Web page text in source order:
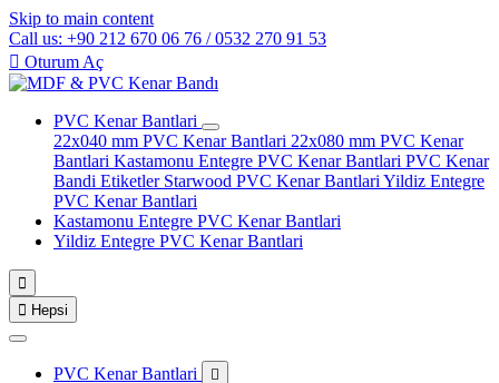
Skip to main content
Call us: +90 212 670 06 76 / 0532 270 91 53
 Oturum Aç
PVC Kenar Bantlari
22x040 mm PVC Kenar Bantlari 22x080 mm PVC Kenar
Bantlari Kastamonu Entegre PVC Kenar Bantlari PVC Kenar
Bandi Etiketler Starwood PVC Kenar Bantlari Yildiz Entegre
PVC Kenar Bantlari
Kastamonu Entegre PVC Kenar Bantlari
Yildiz Entegre PVC Kenar Bantlari

 Hepsi
PVC Kenar Bantlari 